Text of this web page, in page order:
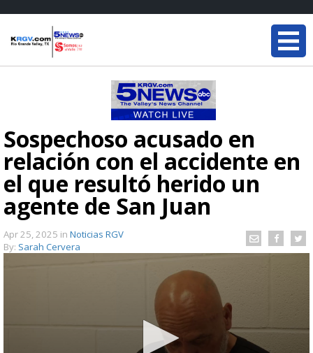
Sospechoso acusado en
relación con el accidente en
el que resultó herido un
agente de San Juan
Apr 25, 2025 in Noticias RGV
By: Sarah Cervera